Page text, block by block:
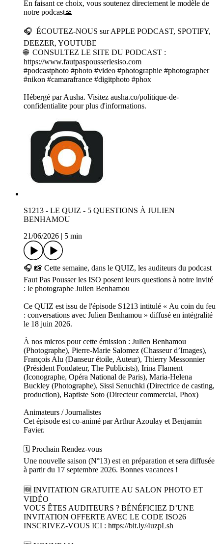
En faisant ce choix, vous soutenez directement le modèle de
notre podcast🙏
🎧 ÉCOUTEZ-NOUS sur APPLE PODCAST, SPOTIFY,
DEEZER, YOUTUBE
🌐 CONSULTEZ LE SITE DU PODCAST :
https://www.fautpaspousserlesiso.com
#podcastphoto #photo #video #photographie #photographer
#nikon #camarafrance #digitphoto #phox
Hébergé par Ausha. Visitez ausha.co/politique-de-
confidentialite pour plus d'informations.
S1213 - LE QUIZ - 5 QUESTIONS À JULIEN
BENHAMOU
21/06/2026
5 min
🎧 📸 Cette semaine, dans le QUIZ, les auditeurs du podcast
Faut Pas Pousser les ISO posent leurs questions à notre invité
: le photographe Julien Benhamou
Ce QUIZ est issu de l'épisode S1213 intitulé « Au coin du feu
: conversations avec Julien Benhamou » diffusé en intégralité
le 18 juin 2026.
À nos micros pour cette émission : Julien Benhamou
(Photographe), Pierre-Marie Salomez (Chasseur d’Images),
François Alu (Danseur étoile, Auteur), Thierry Messonnier
(Président Fondateur, The Publicists), Irina Flament
(Iconographe, Opéra National de Paris), Maria-Helena
Buckley (Photographe), Sissi Senuchki (Directrice de casting,
production), Baptiste Soto (Directeur commercial, Phox)
Animateurs / Journalistes
Cet épisode est co-animé par Arthur Azoulay et Benjamin
Favier.
🗓️ Prochain Rendez-vous
Une nouvelle saison (N°13) est en préparation et sera diffusée
à partir du 17 septembre 2026. Bonnes vacances !
🆕 INVITATION GRATUITE AU SALON PHOTO ET
VIDÉO
VOUS ÊTES AUDITEURS ? BÉNÉFICIEZ D’UNE
INVITATION OFFERTE AVEC LE CODE ISO26
INSCRIVEZ-VOUS ICI : https://bit.ly/4uzpLsh